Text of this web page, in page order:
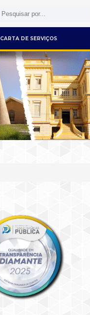
CARTA DE SERVIÇOS